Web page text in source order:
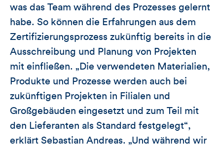
was das Team während des Prozesses gelernt
habe. So können die Erfahrungen aus dem
Zertifizierungsprozess zukünftig bereits in die
Ausschreibung und Planung von Projekten
mit einfließen. „Die verwendeten Materialien,
Produkte und Prozesse werden auch bei
zukünftigen Projekten in Filialen und
Großgebäuden eingesetzt und zum Teil mit
den Lieferanten als Standard festgelegt“,
erklärt Sebastian Andreas. „Und während wir